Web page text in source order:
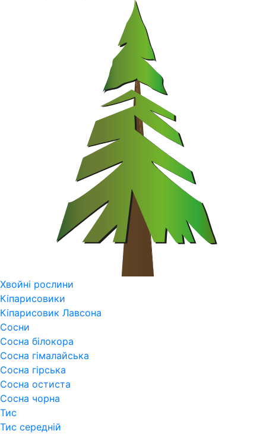
Хвойні рослини
Кіпарисовики
Кіпарисовик Лавсона
Сосни
Сосна білокора
Сосна гімалайська
Сосна гірська
Сосна остиста
Сосна чорна
Тис
Тис середній